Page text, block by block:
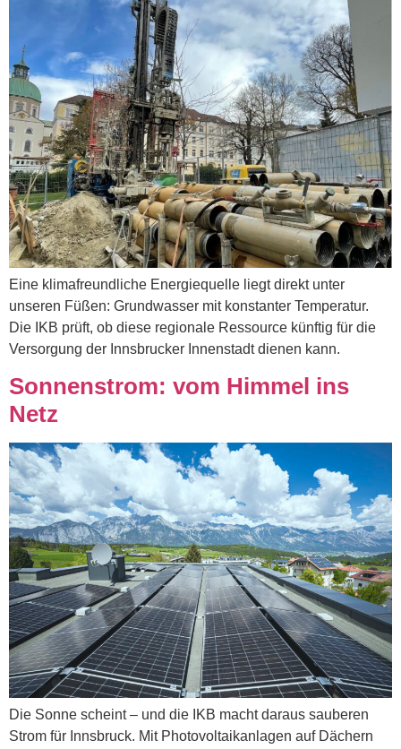
Eine klimafreundliche Energiequelle liegt direkt unter
unseren Füßen: Grundwasser mit konstanter Temperatur.
Die IKB prüft, ob diese regionale Ressource künftig für die
Versorgung der Innsbrucker Innenstadt dienen kann.
Sonnenstrom: vom Himmel ins
Netz
Die Sonne scheint – und die IKB macht daraus sauberen
Strom für Innsbruck. Mit Photovoltaikanlagen auf Dächern